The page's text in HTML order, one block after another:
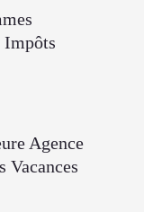
Impôts
Agence
Vacances